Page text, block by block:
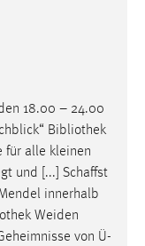
18.00 – 24.00
Bibliothek
für alle kleinen
und [...] Schaffst
innerhalb
Weiden
von Ü-